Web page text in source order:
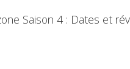
Saison 4 : Dates et